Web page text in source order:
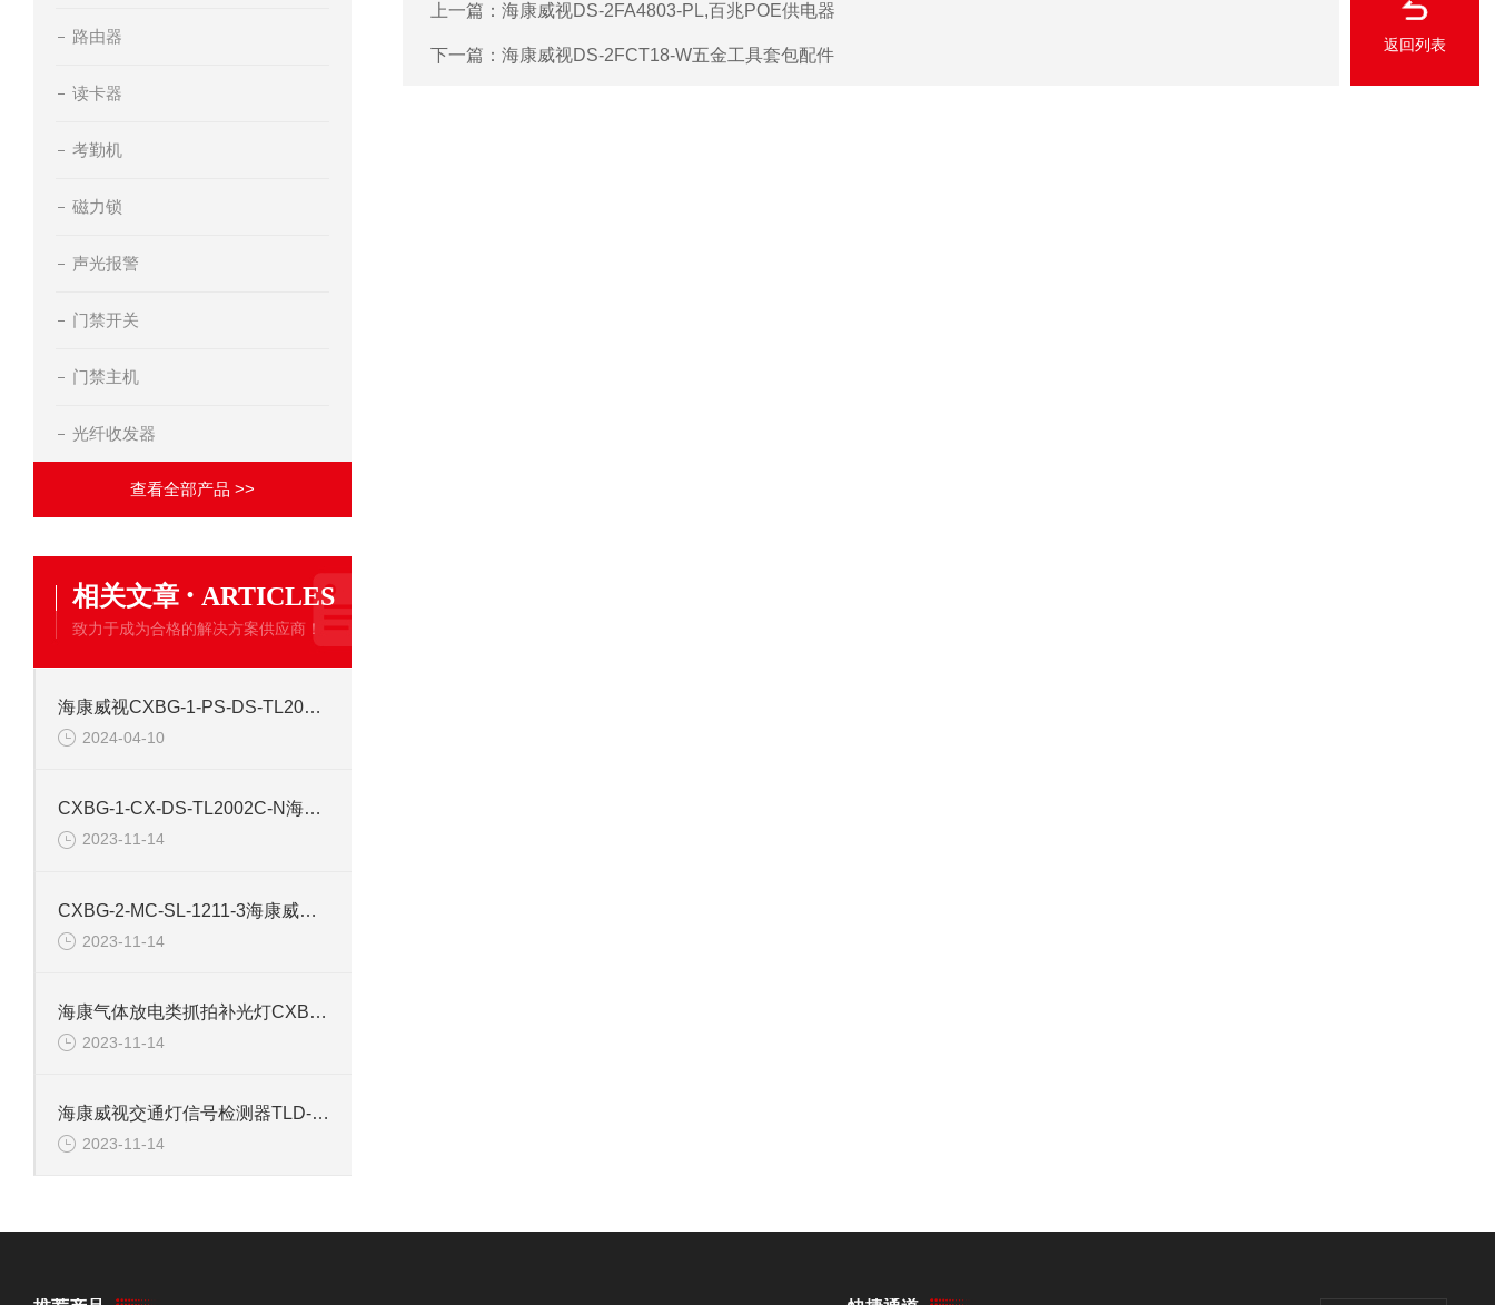
路由器
读卡器
考勤机
磁力锁
声光报警
门禁开关
门禁主机
光纤收发器
查看全部产品 >>
相关文章 · ARTICLES
致力于成为合格的解决方案供应商！
海康威视CXBG-1-PS-DS-TL2000A-L3 LED道路补光灯
2024-04-10
CXBG-1-CX-DS-TL2002C-N海康交通路口LED补光灯
2023-11-14
CXBG-2-MC-SL-1211-3海康威视道路抓拍监控补光灯
2023-11-14
海康气体放电类抓拍补光灯CXBG-2-MC-SL-1211-22
2023-11-14
海康威视交通灯信号检测器TLD-2208
2023-11-14
上一篇： 海康威视DS-2FA4803-PL,百兆POE供电器
下一篇： 海康威视DS-2FCT18-W五金工具套包配件
返回列表